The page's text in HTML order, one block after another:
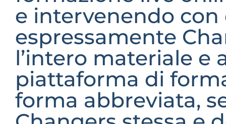
e intervenendo
espressamente
l’intero materiale e
piattaforma di
forma abbreviata,